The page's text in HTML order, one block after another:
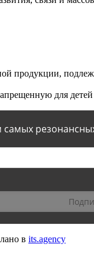
продукции,
для
в its.agency